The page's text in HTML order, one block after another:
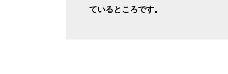
ているところです。